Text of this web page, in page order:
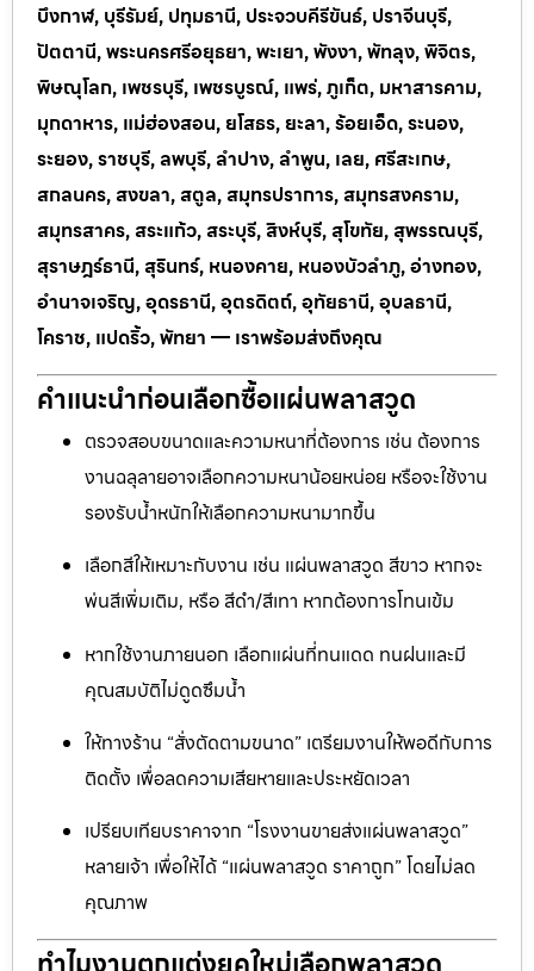
บึงกาฬ, บุรีรัมย์, ปทุมธานี, ประจวบคีรีขันธ์, ปราจีนบุรี,
ปัตตานี, พระนครศรีอยุธยา, พะเยา, พังงา, พัทลุง, พิจิตร,
พิษณุโลก, เพชรบุรี, เพชรบูรณ์, แพร่, ภูเก็ต, มหาสารคาม,
มุกดาหาร, แม่ฮ่องสอน, ยโสธร, ยะลา, ร้อยเอ็ด, ระนอง,
ระยอง, ราชบุรี, ลพบุรี, ลำปาง, ลำพูน, เลย, ศรีสะเกษ,
สกลนคร, สงขลา, สตูล, สมุทรปราการ, สมุทรสงคราม,
สมุทรสาคร, สระแก้ว, สระบุรี, สิงห์บุรี, สุโขทัย, สุพรรณบุรี,
สุราษฎร์ธานี, สุรินทร์, หนองคาย, หนองบัวลำภู, อ่างทอง,
อำนาจเจริญ, อุดรธานี, อุตรดิตถ์, อุทัยธานี, อุบลธานี,
โคราช, แปดริ้ว, พัทยา — เราพร้อมส่งถึงคุณ
คำแนะนำก่อนเลือกซื้อแผ่นพลาสวูด
ตรวจสอบขนาดและความหนาที่ต้องการ เช่น ต้องการ
งานฉลุลายอาจเลือกความหนาน้อยหน่อย หรือจะใช้งาน
รองรับน้ำหนักให้เลือกความหนามากขึ้น
เลือกสีให้เหมาะกับงาน เช่น แผ่นพลาสวูด สีขาว หากจะ
พ่นสีเพิ่มเติม, หรือ สีดำ/สีเทา หากต้องการโทนเข้ม
หากใช้งานภายนอก เลือกแผ่นที่ทนแดด ทนฝนและมี
คุณสมบัติไม่ดูดซึมน้ำ
ให้ทางร้าน “สั่งตัดตามขนาด” เตรียมงานให้พอดีกับการ
ติดตั้ง เพื่อลดความเสียหายและประหยัดเวลา
เปรียบเทียบราคาจาก “โรงงานขายส่งแผ่นพลาสวูด”
หลายเจ้า เพื่อให้ได้ “แผ่นพลาสวูด ราคาถูก” โดยไม่ลด
คุณภาพ